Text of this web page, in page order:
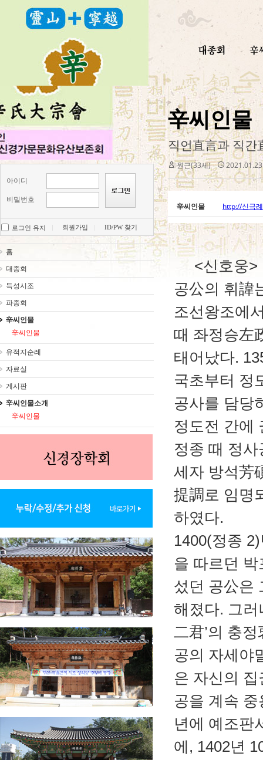
아이디
비밀번호
로그인 유지 회원가입 ID/PW 찾기
홈
대종회
득성시조
파종회
辛씨인물
辛씨인물
유적지순례
자료실
게시판
辛씨인물소개
辛씨인물
辛씨인물
직언直言과 직간
원근(33세)
辛씨인물 http://신극
<신호웅>
공公의 휘諱
조선왕조에
때 좌정승左
태어났다.
국초부터 정
공사를 담당
정도전 간에
정종 때 정
세자 방석芳
提調로 임명
하였다.
1400(정종
을 따르던
섰던 공公은
해졌다. 그러
二君’의 충
공의 자세야
은 자신의
공을 계속
년에 예조판
에, 1402년